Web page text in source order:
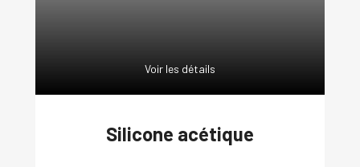
Voir les détails
Silicone acétique